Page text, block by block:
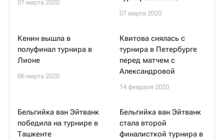
07 марта 2020
07 марта 2020
Кенин вышла в
полуфинал турнира в
Лионе
06 марта 2020
Квитова снялась с
турнира в Петербурге
перед матчем с
Александровой
14 февраля 2020
Бельгийка ван Эйтванк
победила на турнире в
Ташкенте
Бельгийка ван Эйтванк
стала второй
финалисткой турнира в